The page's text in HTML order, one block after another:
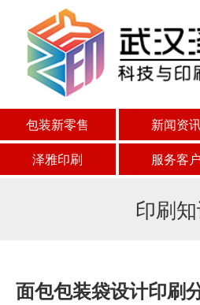
包装新零售 新闻资
泽雅印刷
服务客户
印刷
面包包装袋设计印刷